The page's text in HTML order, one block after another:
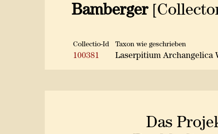
Bamberger
Collectio-Id Taxon wie geschrieben
100381 Laserpitium Archangelica
Das